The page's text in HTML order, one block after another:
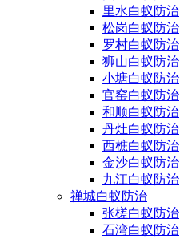
里水白蚁防治
松岗白蚁防治
罗村白蚁防治
狮山白蚁防治
小塘白蚁防治
官窑白蚁防治
和顺白蚁防治
丹灶白蚁防治
西樵白蚁防治
金沙白蚁防治
九江白蚁防治
禅城白蚁防治
张槎白蚁防治
石湾白蚁防治